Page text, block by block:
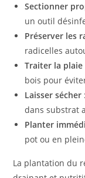
Sectionner
un outil
Préserver les
radicelles
Traiter la plaie
bois pour
Laisser sécher
dans substrat
Planter
pot ou en
La plantation du